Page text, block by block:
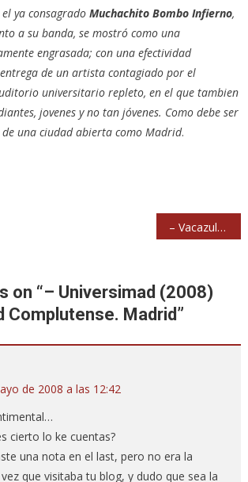
ya consagrado Muchachito Bombo Infierno,
a su banda, se mostró como una
engrasada; con una efectividad
de un artista contagiado por el
universitario repleto, en el que tambien
jovenes y no tan jóvenes. Como debe ser
una ciudad abierta como Madrid.
– Vacazul (2008) Jardines de Las Vistillas. Madrid
on “– Universimad (2008)
Complutense. Madrid ”
de 2008 a las 12:42
cierto lo ke cuentas?
una nota en el last, pero no era la
que visitaba tu blog, y dudo que sea la